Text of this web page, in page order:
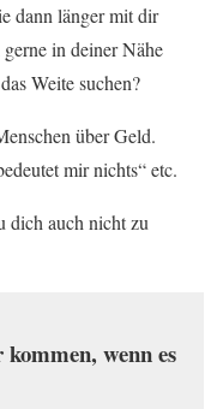
dann länger mit dir
in deiner Nähe
Weite suchen?
über Geld.
mir nichts“ etc.
dich auch nicht zu
wenn es